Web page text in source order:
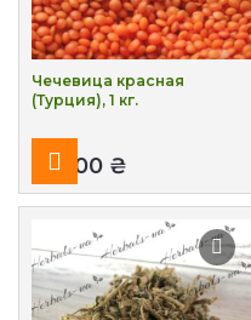
Чечевица красная
(Турция), 1 кг.
₴